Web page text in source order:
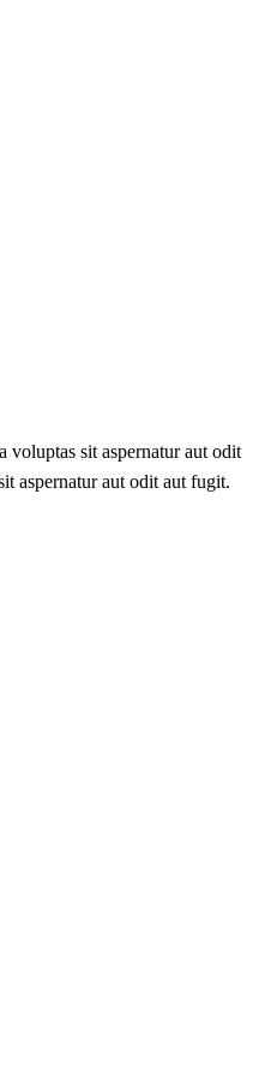
voluptas sit aspernatur aut odit
aspernatur aut odit aut fugit.